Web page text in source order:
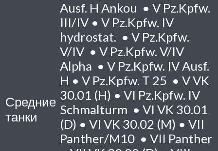
Средние
танки
Ausf. H Ankou • V Pz.Kpfw.
III/IV • V Pz.Kpfw. IV
hydrostat. • V Pz.Kpfw.
V/IV • V Pz.Kpfw. V/IV
Alpha • V Pz.Kpfw. IV Ausf.
H • V Pz.Kpfw. T 25 • VVK
30.01 (H) • VI Pz.Kpfw. IV
Schmalturm • VI VK 30.01
(D) • VI VK 30.02 (M) • VII
Panther/M10 • VII Panther